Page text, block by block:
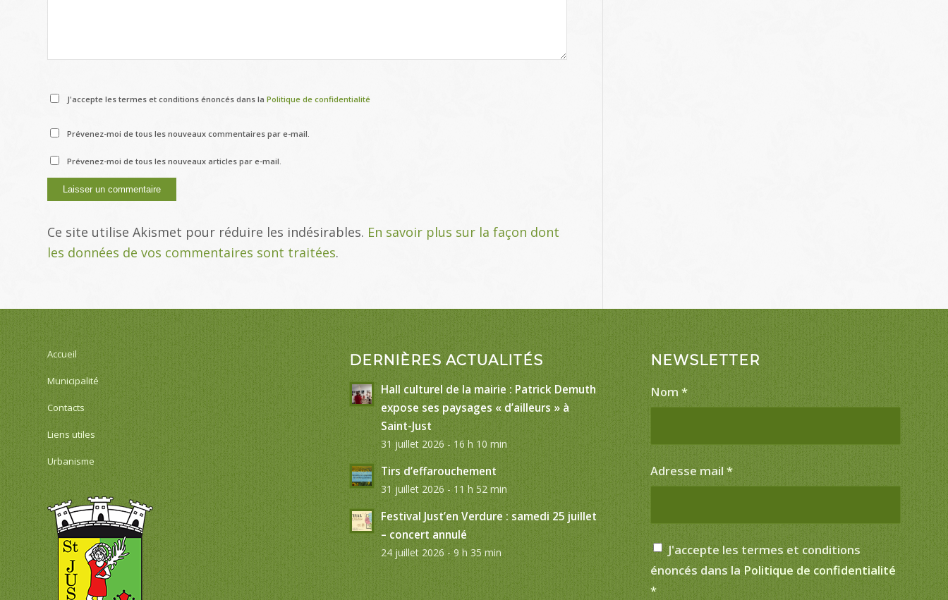
J'accepte les termes et conditions énoncés dans la Politique de confidentialité
Prévenez-moi de tous les nouveaux commentaires par e-mail.
Prévenez-moi de tous les nouveaux articles par e-mail.
Ce site utilise Akismet pour réduire les indésirables. En savoir plus sur la façon dont
les données de vos commentaires sont traitées.
Accueil
Municipalité
Contacts
Liens utiles
Urbanisme
DERNIÈRES ACTUALITÉS
Hall culturel de la mairie : Patrick Demuth
expose ses paysages « d’ailleurs » à
Saint-Just
31 juillet 2026 - 16 h 10 min
Tirs d’effarouchement
31 juillet 2026 - 11 h 52 min
Festival Just’en Verdure : samedi 25 juillet
– concert annulé
24 juillet 2026 - 9 h 35 min
NEWSLETTER
Nom*
Adresse mail*
J'accepte les termes et conditions
énoncés dans la Politique de confidentialité
*